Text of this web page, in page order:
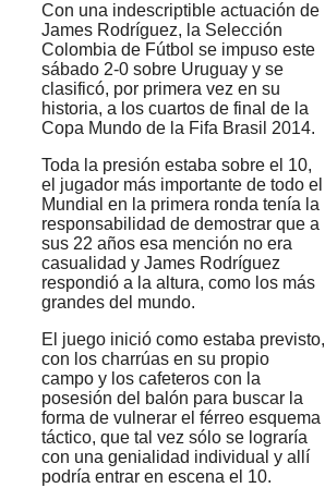
Con una indescriptible actuación de
James Rodríguez, la Selección
Colombia de Fútbol se impuso este
sábado 2-0 sobre Uruguay y se
clasificó, por primera vez en su
historia, a los cuartos de final de la
Copa Mundo de la Fifa Brasil 2014.
Toda la presión estaba sobre el 10,
el jugador más importante de todo el
Mundial en la primera ronda tenía la
responsabilidad de demostrar que a
sus 22 años esa mención no era
casualidad y James Rodríguez
respondió a la altura, como los más
grandes del mundo.
El juego inició como estaba previsto,
con los charrúas en su propio
campo y los cafeteros con la
posesión del balón para buscar la
forma de vulnerar el férreo esquema
táctico, que tal vez sólo se lograría
con una genialidad individual y allí
podría entrar en escena el 10.